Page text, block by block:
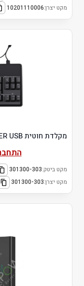
מקט יצרן:10201110006
מקלדת חוטית XPOWER USB
מקט ביטק:301300-303
מקט יצרן:301300-303